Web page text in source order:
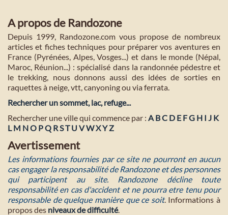
A propos de Randozone
Depuis 1999, Randozone.com vous propose de nombreux
articles et fiches techniques pour préparer vos aventures en
France (Pyrénées, Alpes, Vosges...) et dans le monde (Népal,
Maroc, Réunion...) : spécialisé dans la randonnée pédestre et
le trekking, nous donnons aussi des idées de sorties en
raquettes à neige, vtt, canyoning ou via ferrata.
Rechercher un sommet, lac, refuge...
Rechercher une ville qui commence par : A BC D E FG H I J K
L M NO PQ R ST U VWXY Z
Avertissement
Les informations fournies par ce site ne pourront en aucun
cas engager la responsabilité de Randozone et des personnes
qui participent au site. Randozone décline toute
responsabilité en cas d'accident et ne pourra etre tenu pour
responsable de quelque manière que ce soit. Informations à
propos des niveaux de difficulté.